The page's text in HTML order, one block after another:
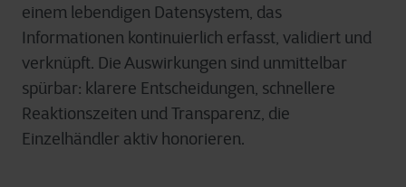
einem lebendigen Datensystem, das
Informationen kontinuierlich erfasst, validiert und
verknüpft. Die Auswirkungen sind unmittelbar
spürbar: klarere Entscheidungen, schnellere
Reaktionszeiten und Transparenz, die
Einzelhändler aktiv honorieren.